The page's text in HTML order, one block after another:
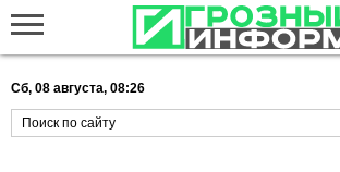
Сб, 08 августа, 08:26